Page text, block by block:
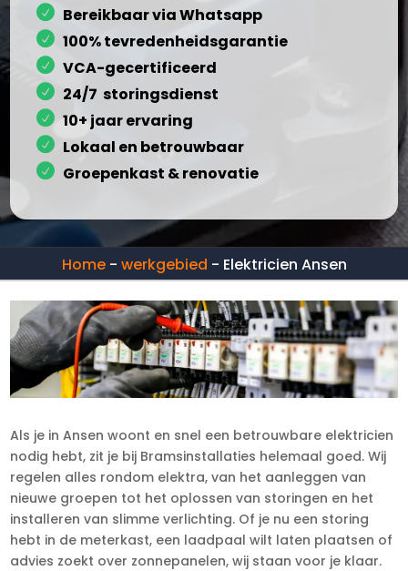
Bereikbaar via Whatsapp
100% tevredenheidsgarantie
VCA-gecertificeerd
24/7 storingsdienst
10+ jaar ervaring
Lokaal en betrouwbaar
Groepenkast & renovatie
Home- werkgebied - Elektricien Ansen
Als je in Ansen woont en snel een betrouwbare elektricien
nodig hebt, zit je bij Bramsinstallaties helemaal goed. Wij
regelen alles rondom elektra, van het aanleggen van
nieuwe groepen tot het oplossen van storingen en het
installeren van slimme verlichting. Of je nu een storing
hebt in de meterkast, een laadpaal wilt laten plaatsen of
advies zoekt over zonnepanelen, wij staan voor je klaar.